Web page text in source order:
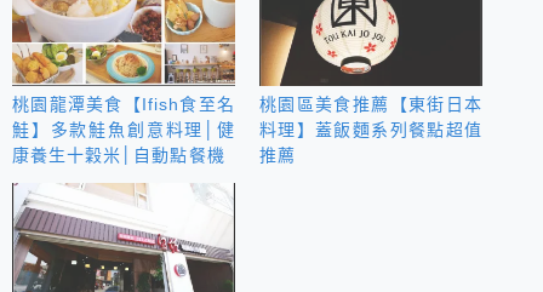
桃園龍潭美食【Ifish食至名
鮭】多款鮭魚創意料理│健
康養生十穀米│自動點餐機
桃園區美食推薦【東街日本
料理】蓋飯麵系列餐點超值
推薦